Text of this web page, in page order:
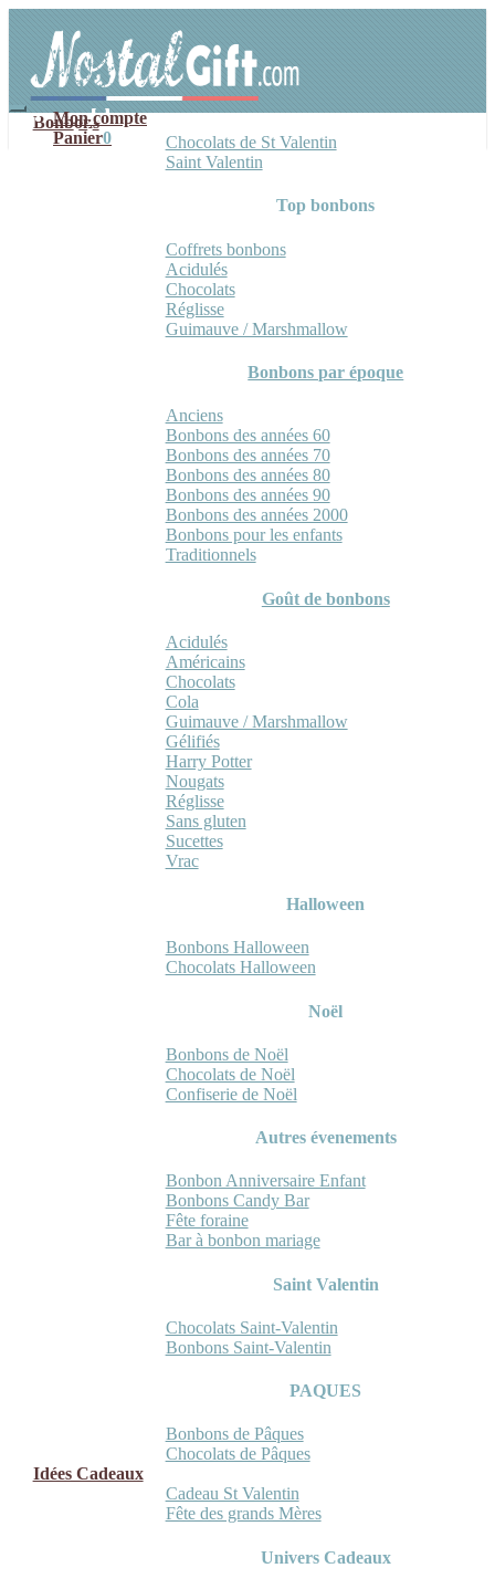
navigation
contenu
Mon compte
Panier0
Bonbons
Chocolats de St Valentin
Saint Valentin
Top bonbons
Coffrets bonbons
Acidulés
Chocolats
Réglisse
Guimauve / Marshmallow
Bonbons par époque
Anciens
Bonbons des années 60
Bonbons des années 70
Bonbons des années 80
Bonbons des années 90
Bonbons des années 2000
Bonbons pour les enfants
Traditionnels
Goût de bonbons
Acidulés
Américains
Chocolats
Cola
Guimauve / Marshmallow
Gélifiés
Harry Potter
Nougats
Réglisse
Sans gluten
Sucettes
Vrac
Halloween
Bonbons Halloween
Chocolats Halloween
Noël
Bonbons de Noël
Chocolats de Noël
Confiserie de Noël
Autres évenements
Bonbon Anniversaire Enfant
Bonbons Candy Bar
Fête foraine
Bar à bonbon mariage
Saint Valentin
Chocolats Saint-Valentin
Bonbons Saint-Valentin
PAQUES
Bonbons de Pâques
Chocolats de Pâques
Idées Cadeaux
Cadeau St Valentin
Fête des grands Mères
Univers Cadeaux